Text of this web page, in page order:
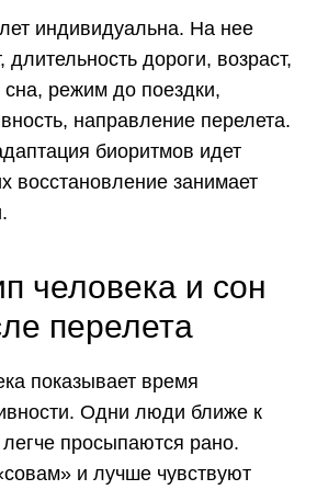
индивидуальна. На нее
дороги, возраст,
сна, режим до поездки,
направление перелета.
биоритмов идет
восстановление занимает
человека и сон
перелета
показывает время
Одни люди ближе к
просыпаются рано.
и лучше чувствуют